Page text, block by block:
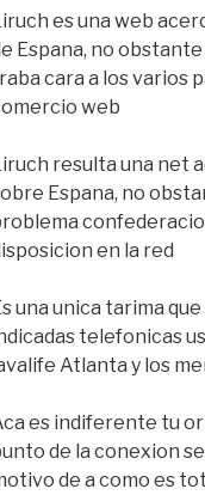
es una web
Espana, no
cara a los varios
web
resulta una net
Espana, no
en la red
una unica tarima
telefonicas
Atlanta y los
es indiferente tu
de la conexion
de a como es